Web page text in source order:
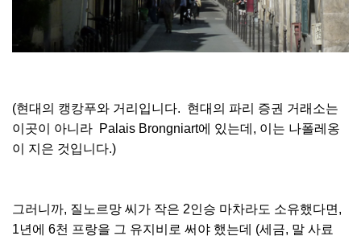
(현대의 캥캉푸와 거리입니다. 현대의 파리 증권 거래소는
이곳이 아니라 Palais Brongniart에 있는데, 이는 나폴레옹
이 지은 것입니다.)
그러니까, 질노르망 씨가 작은 2인승 마차라도 소유했다면,
1년에 6천 프랑을 그 유지비로 써야 했는데 (세금, 말 사료